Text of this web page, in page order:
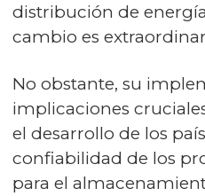
distribución de
cambio es
No obstante, su
implicaciones
el desarrollo de los
confiabilidad de los
para el